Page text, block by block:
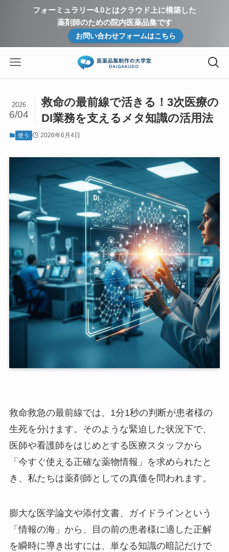
フォーミュラリー4.0とはクラウド上に構築した
薬剤師のための院内医薬品集です
お問い合わせフォームはこちら
救命の最前線で活きる！3次医療の
DI業務を支えるメタ知識の活用法
2026
6/04
使う 2026年6月4日
救命救急の最前線では、1分1秒の判断が患者様の
生死を分けます。そのような緊迫した状況下で、
医師や看護師をはじめとする医療スタッフから
「今すぐ使える正確な薬物情報」を求められたと
き、私たちは薬剤師としての真価を問われます。
膨大な医学論文や添付文書、ガイドラインという
「情報の海」から、目の前の患者様に適した正解
を瞬時に導き出すには、単なる知識の暗記だけで